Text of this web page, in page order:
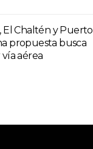
El Chaltén y Puerto
propuesta busca
aérea